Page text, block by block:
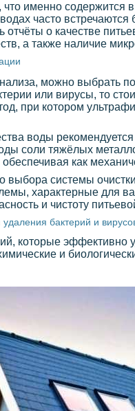
что именно
часто
о качестве
а также наличие
можно выбрать
или вирусы, то
при котором
воды
соли тяжёлых
как
выбора системы
характерные для
и чистоту
бактерий и
которые
и